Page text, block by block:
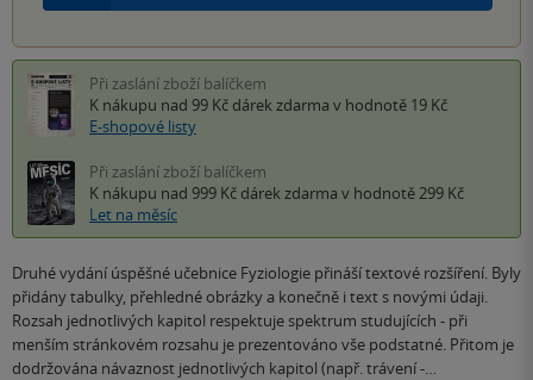
Při zaslání zboží balíčkem
K nákupu nad 99 Kč dárek zdarma v hodnotě 19 Kč
E-shopové listy
Při zaslání zboží balíčkem
K nákupu nad 999 Kč dárek zdarma v hodnotě 299 Kč
Let na měsíc
Druhé vydání úspěšné učebnice Fyziologie přináší textové rozšíření. Byly
přidány tabulky, přehledné obrázky a konečně i text s novými údaji.
Rozsah jednotlivých kapitol respektuje spektrum studujících - při
menším stránkovém rozsahu je prezentováno vše podstatné. Přitom je
dodržována návaznost jednotlivých kapitol (např. trávení -…